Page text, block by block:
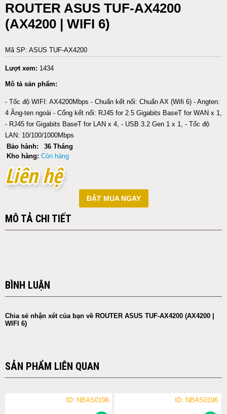
ROUTER ASUS TUF-AX4200
(AX4200 | WIFI 6)
Mã SP: ASUS TUF-AX4200
Lượt xem: 1434
Mô tả sản phẩm:
- Tốc độ WIFI: AX4200Mbps - Chuẩn kết nối: Chuẩn AX (Wifi 6) - Angten:
4 Ăng-ten ngoài - Cổng kết nối: RJ45 for 2.5 Gigabits BaseT for WAN x 1,
- RJ45 for Gigabits BaseT for LAN x 4, - USB 3.2 Gen 1 x 1, - Tốc độ
LAN: 10/100/1000Mbps
Bảo hành:
36 Tháng
Kho hàng: Còn hàng
Liên hệ
Liên hệ
ĐẶT MUA NGAY
MÔ TẢ CHI TIẾT
BÌNH LUẬN
Chia sẻ nhận xét của bạn về ROUTER ASUS TUF-AX4200 (AX4200 |
WIFI 6)
SẢN PHẨM LIÊN QUAN
ID: NBAS0196 ID: NBAS0196